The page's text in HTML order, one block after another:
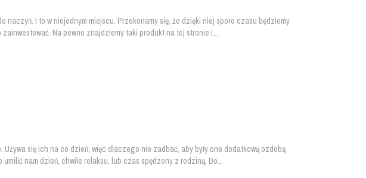
naczyń. I to w niejednym miejscu. Przekonamy się, że dzięki niej sporo czasu będziemy
Na pewno znajdziemy taki produkt na tej stronie i...
się ich na co dzień, więc dlaczego nie zadbać, aby były one dodatkową ozdobą
nam dzień, chwile relaksu, lub czas spędzony z rodziną. Do...